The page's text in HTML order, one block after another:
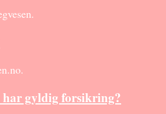
har gyldig forsikring?